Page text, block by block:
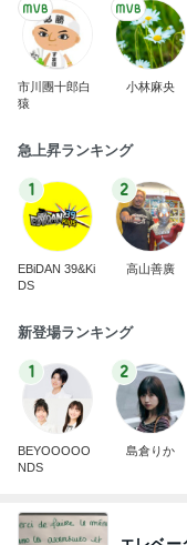
市川團十郎白
猿
小林麻央
急上昇ランキング
1
EBiDAN 39&Ki
DS
2
高山善廣
新登場ランキング
1
BEYOOOOO
NDS
2
島倉りか